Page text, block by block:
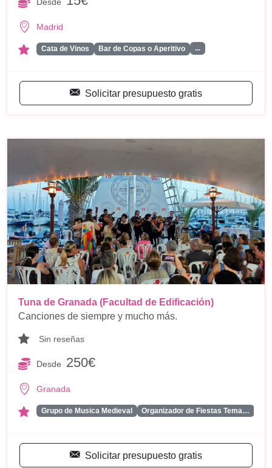
Madrid
Cata de Vinos Bar de Copas o Aperitivo ...
Solicitar presupuesto gratis
Tuna de Granada (Facultad de Edificación)
Canciones de siempre y mucho más.
Sin reseñas
Desde 250€
Granada
Grupo de Musica Medieval Organizador de Fiestas Tema…
Solicitar presupuesto gratis